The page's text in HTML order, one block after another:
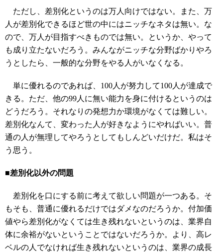
ただし、差別化というのは万人向けではない。また、万
人が差別化できるほど世の中にはニッチなネタは無い。な
ので、万人が目指すべきものでは無い。というか、やって
も成り立たないだろう。みんながニッチな分野ばかりやろ
うとしたら、一般的な分野をやる人がいなくなる。
単に優れるのであれば、100人が努力して100人が達成で
きる。ただ、他の99人に無い能力を身に付けるというのは
どうだろう。それなりの発想力か環境がなくては難しい。
差別化なんて、変わった人が好きなようにやればいい。普
通の人が無理してやろうとしてもしんどいだけだ。私はそ
う思う。
■差別化以外の問題
差別化を口にする前に考えて欲しい問題が一つある。そ
もそも、普通に優れるだけではダメなのだろうか。付加価
値やら差別化がなくては生き残れないというのは、業界自
体に余裕がないということではないだろうか。より、高レ
ベルの人でなければ生き残れないというのは、業界の成長